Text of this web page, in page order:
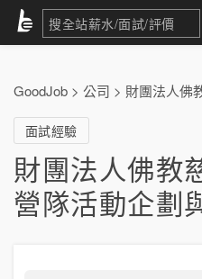
GoodJob > 公司 > 財團法人佛
面試經驗
財團法人佛教
營隊活動企劃